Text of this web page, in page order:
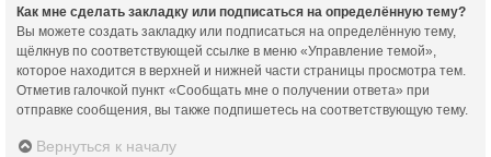
Как мне сделать закладку или подписаться на определённую тему?
Вы можете создать закладку или подписаться на определённую тему,
щёлкнув по соответствующей ссылке в меню «Управление темой»,
которое находится в верхней и нижней части страницы просмотра тем.
Отметив галочкой пункт «Сообщать мне о получении ответа» при
отправке сообщения, вы также подпишетесь на соответствующую тему.
Вернуться к началу